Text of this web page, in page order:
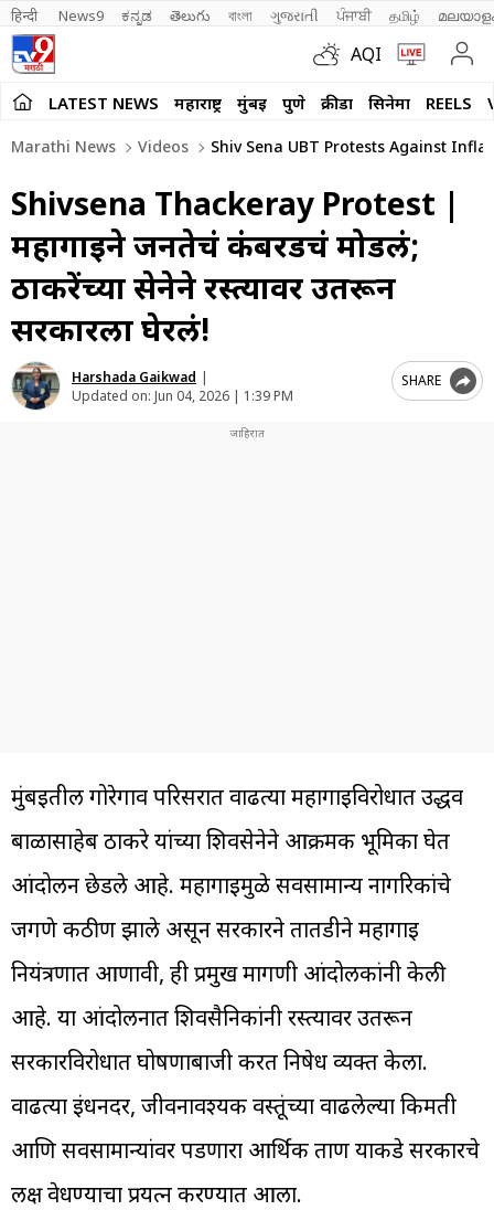
हिन्दी News9 ಕನ್ನಡ తెలుగు বাংলা ગુજરાતી ਪੰਜਾਬੀ தமிழ்
AQI
LATEST NEWS महाराष्ट्र मुंबई पुणे क्रीडा सिनेमा REELS
Marathi News Videos Shiv Sena UBT Protests Against
Shivsena Thackeray Protest |
महागाईने जनतेचं कंबरडचं मोडलं;
ठाकरेंच्या सेनेने रस्त्यावर उतरून
सरकारला घेरलं!
Harshada Gaikwad |
Updated on: Jun 04, 2026 | 1:39 PM
SHARE
मुंबईतील गोरेगाव परिसरात वाढत्या महागाईविरोधात उद्धव
बाळासाहेब ठाकरे यांच्या शिवसेनेने आक्रमक भूमिका घेत
आंदोलन छेडले आहे. महागाईमुळे सर्वसामान्य नागरिकांचे
जगणे कठीण झाले असून सरकारने तातडीने महागाई
नियंत्रणात आणावी, ही प्रमुख मागणी आंदोलकांनी केली
आहे. या आंदोलनात शिवसैनिकांनी रस्त्यावर उतरून
सरकारविरोधात घोषणाबाजी करत निषेध व्यक्त केला.
वाढत्या इंधनदर, जीवनावश्यक वस्तूंच्या वाढलेल्या किमती
आणि सर्वसामान्यांवर पडणारा आर्थिक ताण याकडे सरकारचे
लक्ष वेधण्याचा प्रयत्न करण्यात आला.